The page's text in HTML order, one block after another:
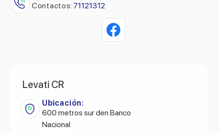
Contactos: 71121312
Levati CR
Ubicación:
600 metros sur den Banco
Nacional